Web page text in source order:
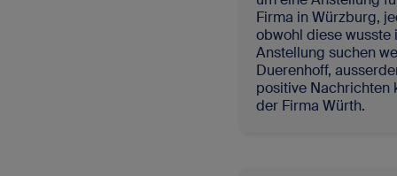
Firma in Würzburg,
obwohl diese wusste
Anstellung suchen
Duerenhoff,
positive Nachrichten
der Firma Würth.